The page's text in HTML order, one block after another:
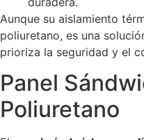
Aunque su aislamiento
poliuretano, es una
prioriza la seguridad y el
Panel
Poliuretano